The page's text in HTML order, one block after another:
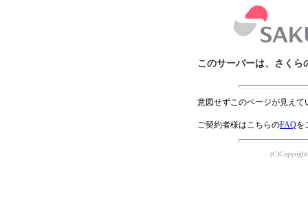
このサーバーは、さくら
意図せずこのページが見え
ご契約者様はこちらのFAQを